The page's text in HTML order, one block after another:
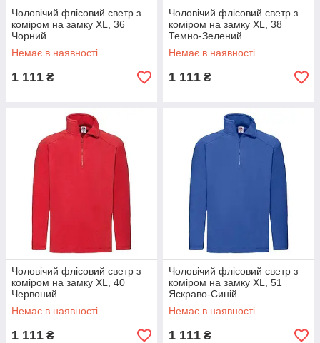
Чоловічий флісовий светр з
коміром на замку XL, 36
Чорний
Немає в наявності
1 111 ₴
Чоловічий флісовий светр з
коміром на замку XL, 38
Темно-Зелений
Немає в наявності
1 111 ₴
Чоловічий флісовий светр з
коміром на замку XL, 40
Червоний
Немає в наявності
1 111 ₴
Чоловічий флісовий светр з
коміром на замку XL, 51
Яскраво-Синій
Немає в наявності
1 111 ₴